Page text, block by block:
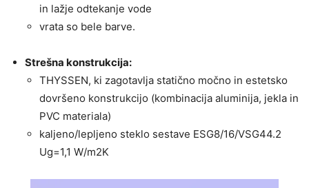
in lažje odtekanje vode
vrata so bele barve.
Strešna konstrukcija:
THYSSEN, ki zagotavlja statično močno in estetsko
dovršeno konstrukcijo (kombinacija aluminija, jekla in
PVC materiala)
kaljeno/lepljeno steklo sestave ESG8/16/VSG44.2
Ug=1,1 W/m2K